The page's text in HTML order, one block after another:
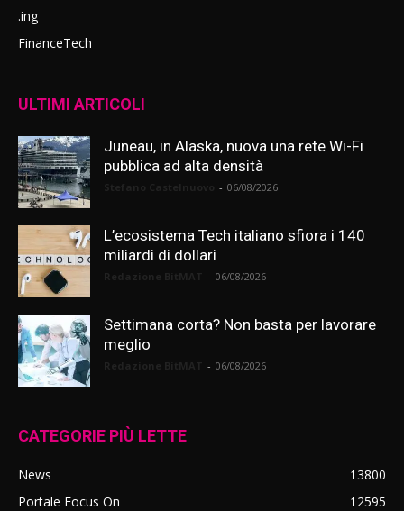
.ing
FinanceTech
ULTIMI ARTICOLI
Juneau, in Alaska, nuova una rete Wi-Fi
pubblica ad alta densità
- 06/08/2026
L’ecosistema Tech italiano sfiora i 140
miliardi di dollari
- 06/08/2026
Settimana corta? Non basta per lavorare
meglio
- 06/08/2026
CATEGORIE PIÙ LETTE
News
13800
Portale Focus On
12595